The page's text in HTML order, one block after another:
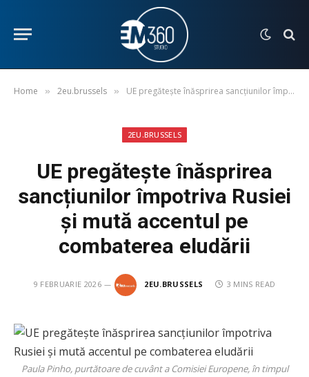
Home » 2eu.brussels » UE pregătește înăsprirea sancțiunilor împotriva Rusiei și mută accentul pe combaterea eludării
2EU.BRUSSELS
UE pregătește înăsprirea
sancțiunilor împotriva Rusiei
și mută accentul pe
combaterea eludării
9 FEBRUARIE 2026 2EU.BRUSSELS 3 MINS READ
Paula Pinho, purtătoare de cuvânt a Comisiei Europene, în timpul